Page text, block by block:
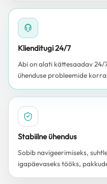
Klienditugi 24/7
Abi on alati kättesaadav 24/
ühenduse probleemide
Stabiilne ühendus
Sobib navigeerimiseks,
igapäevaseks tööks,